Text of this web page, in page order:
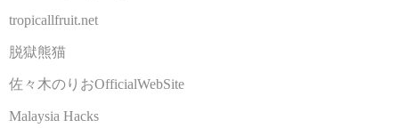
tropicallfruit.net
脱獄熊猫
佐々木のりおOfficialWebSite
Malaysia Hacks